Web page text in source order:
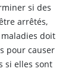
si des
arrêtés,
doit
pour causer
si elles sont